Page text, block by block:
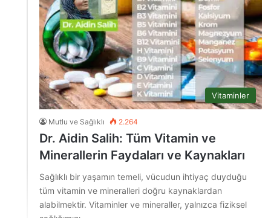
Vitaminler
Mutlu ve Sağlıklı 2.264
Dr. Aidin Salih: Tüm Vitamin ve
Minerallerin Faydaları ve Kaynakları
Sağlıklı bir yaşamın temeli, vücudun ihtiyaç duyduğu
tüm vitamin ve mineralleri doğru kaynaklardan
alabilmektir. Vitaminler ve mineraller, yalnızca fiziksel